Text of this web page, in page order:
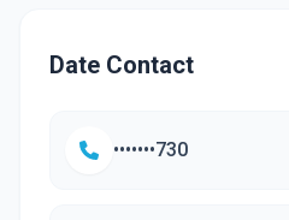
Date Contact
•••••••730